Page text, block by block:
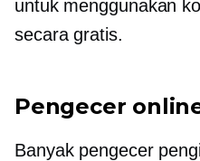
untuk menggunakan
secara gratis.
Pengecer
Banyak pengecer